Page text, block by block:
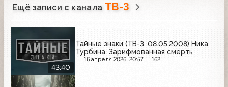
Ещё записи с канала ТВ-3
43:40
Тайные знаки (ТВ-3, 08.05.2008) Ника
Турбина. Зарифмованная смерть
16 апреля 2026, 20:57 162